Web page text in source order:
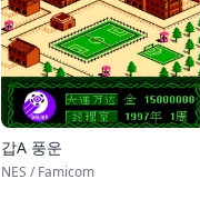
갑A 풍운
NES / Famicom